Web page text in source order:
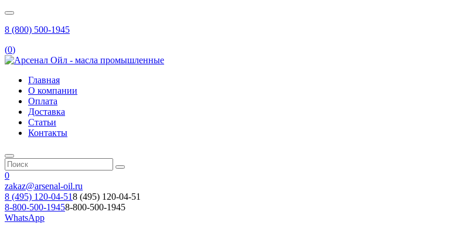
8 (800) 500-1945
(0)
Главная
О компании
Оплата
Доставка
Статьи
Контакты
0
zakaz@arsenal-oil.ru
8 (495) 120-04-518 (495) 120-04-51
8-800-500-19458-800-500-1945
WhatsApp